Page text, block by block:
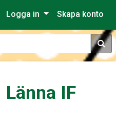
Logga in Skapa konto
Sök
Länna IF